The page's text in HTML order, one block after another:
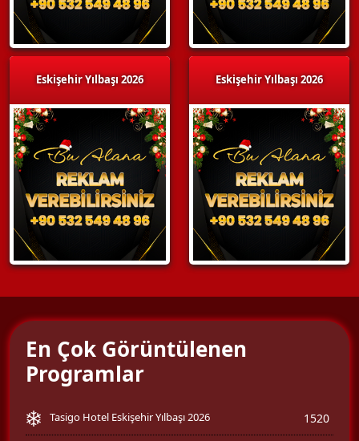
Eskişehir Yılbaşı 2026 Eskişehir Yılbaşı 2026
En Çok Görüntülenen
Programlar
Tasigo Hotel Eskişehir Yılbaşı 2026 1520